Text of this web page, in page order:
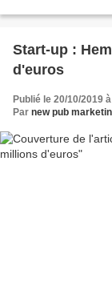
Start-up :
d'euros
Publié le 20/10/2019
Par new pub